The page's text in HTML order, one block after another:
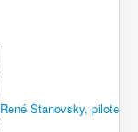
René Stanovsky, pilote